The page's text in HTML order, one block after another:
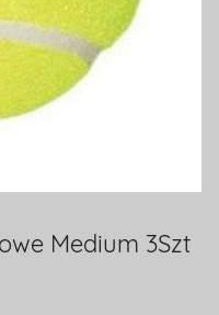
Medium 3Szt